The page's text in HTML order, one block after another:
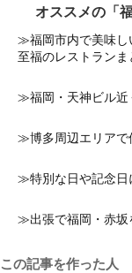
オススメの「
≫福岡市内で美味し
至福のレストランま
≫福岡・天神ビル近
≫博多周辺エリアで
≫特別な日や記念日
≫出張で福岡・赤坂
この記事を作った人